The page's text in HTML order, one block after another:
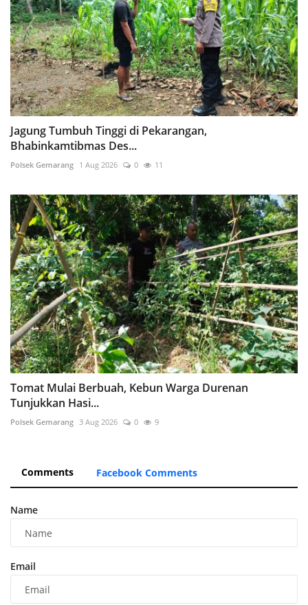
Jagung Tumbuh Tinggi di Pekarangan,
Bhabinkamtibmas Des...
Polsek Gemarang 1 Aug 2026 0 11
Tomat Mulai Berbuah, Kebun Warga Durenan
Tunjukkan Hasi...
Polsek Gemarang 3 Aug 2026 0 9
Comments Facebook Comments
Name
Email